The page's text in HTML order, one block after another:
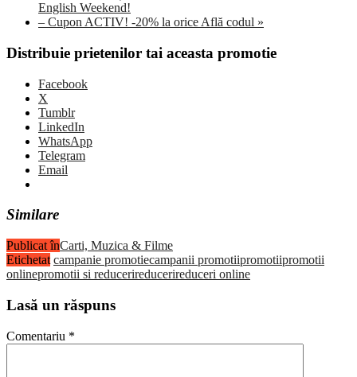
English Weekend!
– Cupon ACTIV! -20% la orice Află codul »
Distribuie prietenilor tai aceasta promotie
Facebook
X
Tumblr
LinkedIn
WhatsApp
Telegram
Email
Similare
Publicat înCarti, Muzica & Filme
Etichetat campanie promotiecampanii promotiipromotiipromotii
onlinepromotii si reducerireducerireduceri online
Lasă un răspuns
Comentariu *